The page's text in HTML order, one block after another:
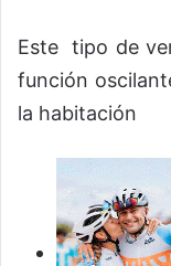
Este tipo de
función
la habitación